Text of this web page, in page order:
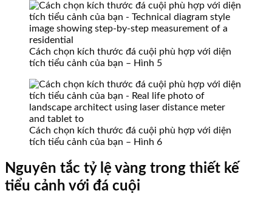
Cách chọn kích thước đá cuội phù hợp với diện
tích tiểu cảnh của bạn – Hình 5
Cách chọn kích thước đá cuội phù hợp với diện
tích tiểu cảnh của bạn – Hình 6
Nguyên tắc tỷ lệ vàng trong thiết kế
tiểu cảnh với đá cuội